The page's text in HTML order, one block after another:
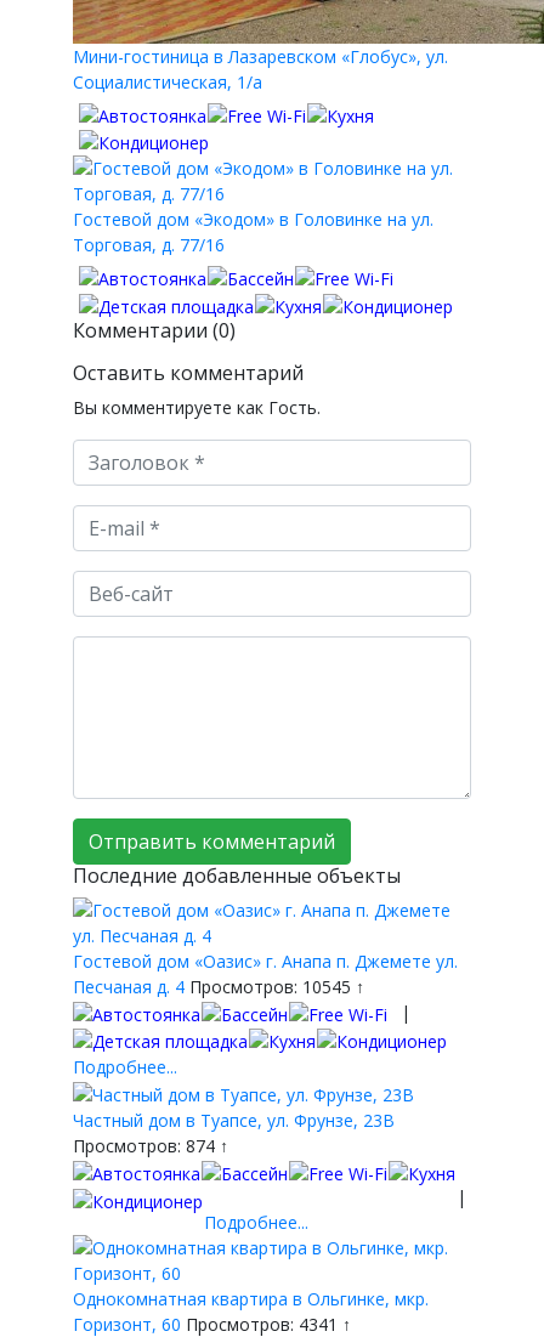
Мини-гостиница в Лазаревском «Глобус», ул.
Социалистическая, 1/а
Гостевой дом «Экодом» в Головинке на ул.
Торговая, д. 77/16
Комментарии (0)
Оставить комментарий
Вы комментируете как Гость.
Последние добавленные объекты
Гостевой дом «Оазис» г. Анапа п. Джемете ул.
Песчаная д. 4 Просмотров: 10545 ↑
|
Подробнее...
Частный дом в Туапсе, ул. Фрунзе, 23В
Просмотров: 874 ↑
|
Подробнее...
Однокомнатная квартира в Ольгинке, мкр.
Горизонт, 60 Просмотров: 4341 ↑